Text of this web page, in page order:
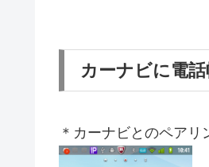
カーナビに電
＊カーナビとのペアリ